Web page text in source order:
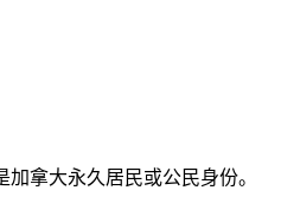
拿大永久居民或公民身份。